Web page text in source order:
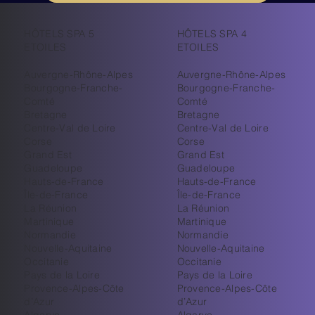
HÔTELS SPA 5
Auvergne-Rhône-Alpes
Bourgogne-Franche-
Centre-Val de Loire
Guadeloupe
Hauts-de-France
Île-de-France
La Réunion
Nouvelle-Aquitaine
Pays de la Loire
Provence-Alpes-Côte
HÔTELS SPA 4
ETOILES
Auvergne-Rhône-Alpes
Bourgogne-Franche-
Comté
Bretagne
Centre-Val de Loire
Corse
Grand Est
Guadeloupe
Hauts-de-France
Île-de-France
La Réunion
Martinique
Normandie
Nouvelle-Aquitaine
Occitanie
Pays de la Loire
Provence-Alpes-Côte
d’Azur